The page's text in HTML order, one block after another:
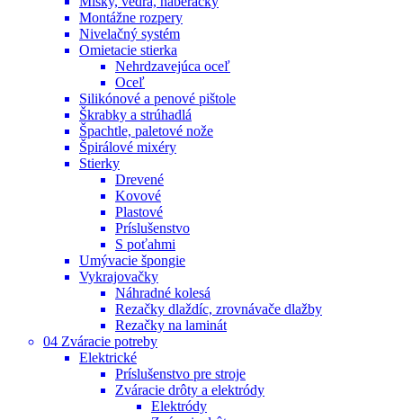
Montážne rozpery
Nivelačný systém
Omietacie stierka
Nehrdzavejúca oceľ
Oceľ
Silikónové a penové pištole
Škrabky a strúhadlá
Špachtle, paletové nože
Špirálové mixéry
Stierky
Drevené
Kovové
Plastové
Príslušenstvo
S poťahmi
Umývacie špongie
Vykrajovačky
Náhradné kolesá
Rezačky dlaždíc, zrovnávače dlažby
Rezačky na laminát
04 Zváracie potreby
Elektrické
Príslušenstvo pre stroje
Zváracie drôty a elektródy
Elektródy